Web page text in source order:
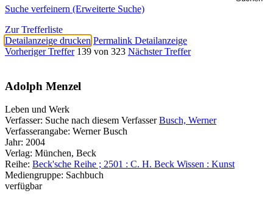
Suche verfeinern (Erweiterte Suche)
Zur Trefferliste
Detailanzeige drucken Permalink Detailanzeige
Vorheriger Treffer 139 von 323 Nächster Treffer
Adolph Menzel
Leben und Werk
Verfasser: Suche nach diesem Verfasser Busch, Werner
Verfasserangabe: Werner Busch
Jahr: 2004
Verlag: München, Beck
Reihe: Beck'sche Reihe ; 2501 : C. H. Beck Wissen : Kunst
Mediengruppe: Sachbuch
verfügbar